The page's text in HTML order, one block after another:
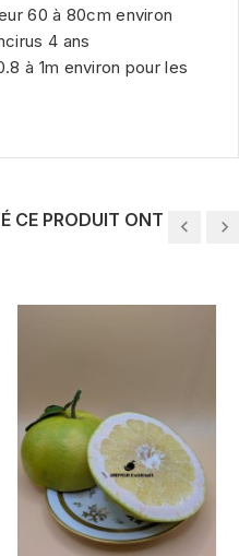
60 à 80cm environ
4 ans
à 1m environ pour les
CE PRODUIT ONT